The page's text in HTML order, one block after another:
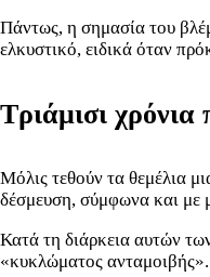
Πάντως, η σημασία του
ελκυστικό, ειδικά όταν
Τριάμισι χρόνια
Μόλις τεθούν τα θεμέλια
δέσμευση, σύμφωνα και με
Κατά τη διάρκεια αυτών
«κυκλώματος